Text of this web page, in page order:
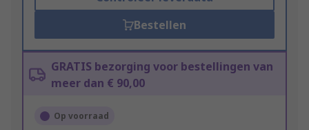
Bestellen
GRATIS bezorging voor bestellingen van
meer dan € 90,00
Op voorraad